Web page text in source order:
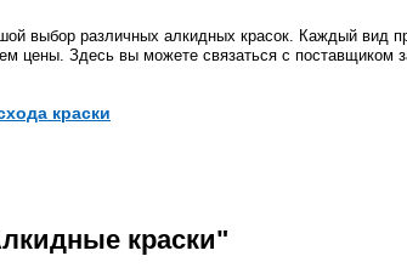
выбор различных алкидных красок. Каждый вид
цены. Здесь вы можете связаться с поставщиком
краски
краски"